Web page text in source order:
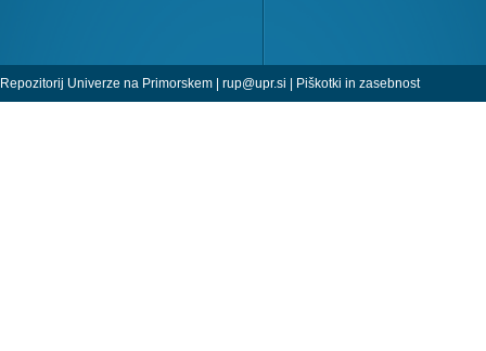
Repozitorij Univerze na Primorskem | rup@upr.si Piškotki in zasebnost